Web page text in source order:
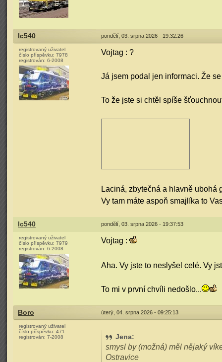
Ic540 pondělí, 03. srpna 2026 - 19:32:26
registrovaný uživatel
číslo příspěvku: 7978
registrován: 6-2008
Vojtag : ?
Já jsem podal jen informaci. Že
To že jste si chtěl spíše
Laciná, zbytečná a hlavně ubohá
Vy tam máte aspoň smajlíka to
Ic540 pondělí, 03. srpna 2026 - 19:37:53
registrovaný uživatel
číslo příspěvku: 7979
registrován: 6-2008
Vojtag :
Aha. Vy jste to neslyšel celé. Vy
To mi v první chvíli nedošlo...
Boro úterý, 04. srpna 2026 - 09:25:13
registrovaný uživatel
číslo příspěvku: 471
registrován: 7-2008 Jena:
smysl by (možná) měl nějaký
Ostravice